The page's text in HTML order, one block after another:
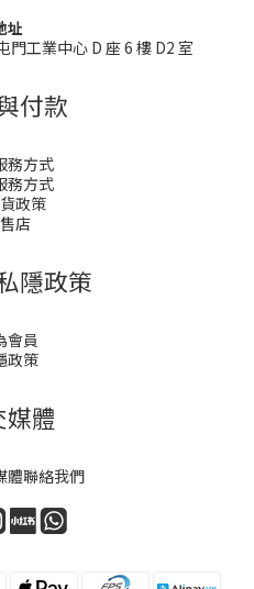
址
門工業中心 D 座 6 樓 D2 室
付款
務方式
務方式
政策
店
隱政策
會員
政策
體
體聯絡我們